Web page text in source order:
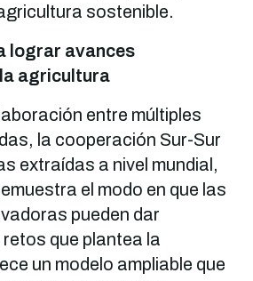
sostenible.
lograr avances
agricultura
entre múltiples
la cooperación Sur-Sur
extraídas a nivel mundial,
el modo en que las
pueden dar
que plantea la
un modelo ampliable que